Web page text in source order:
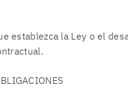
establezca la Ley o el